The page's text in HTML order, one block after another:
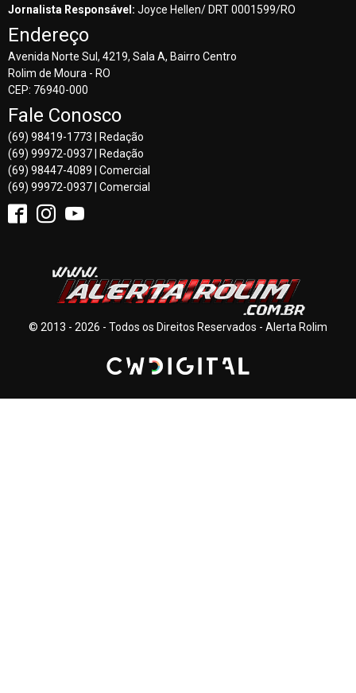
Jornalista Responsável: Joyce Hellen/ DRT 0001599/RO
Endereço
Avenida Norte Sul, 4219, Sala A, Bairro Centro
Rolim de Moura - RO
CEP: 76940-000
Fale Conosco
(69) 98419-1773 | Redação
(69) 99972-0937 | Redação
(69) 98447-4089 | Comercial
(69) 99972-0937 | Comercial
© 2013 - 2026 - Todos os Direitos Reservados - Alerta Rolim